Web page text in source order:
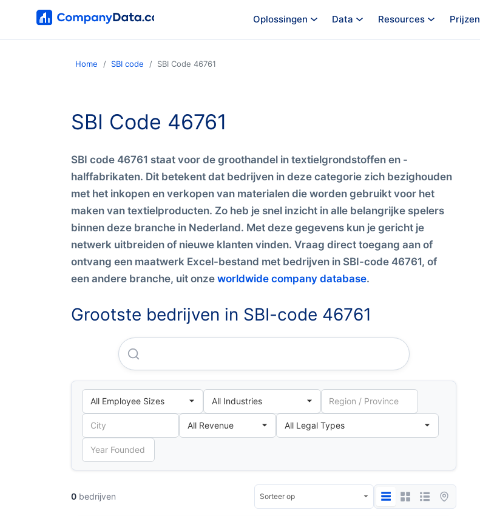
Oplossingen Data Resources Prijzen
Home SBI code SBI Code 46761
SBI Code 46761
SBI code 46761 staat voor de groothandel in textielgrondstoffen en -
halffabrikaten. Dit betekent dat bedrijven in deze categorie zich bezighouden
met het inkopen en verkopen van materialen die worden gebruikt voor het
maken van textielproducten. Zo heb je snel inzicht in alle belangrijke spelers
binnen deze branche in Nederland. Met deze gegevens kun je gericht je
netwerk uitbreiden of nieuwe klanten vinden. Vraag direct toegang aan of
ontvang een maatwerk Excel-bestand met bedrijven in SBI-code 46761, of
een andere branche, uit onze worldwide company database.
Grootste bedrijven in SBI-code 46761
0 bedrijven